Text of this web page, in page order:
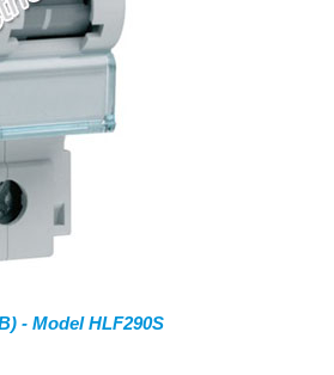
- Model HLF290S